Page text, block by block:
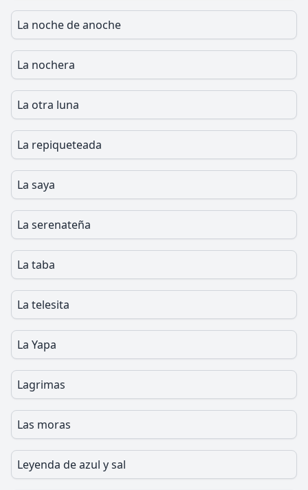
La noche de anoche
La nochera
La otra luna
La repiqueteada
La saya
La serenateña
La taba
La telesita
La Yapa
Lagrimas
Las moras
Leyenda de azul y sal